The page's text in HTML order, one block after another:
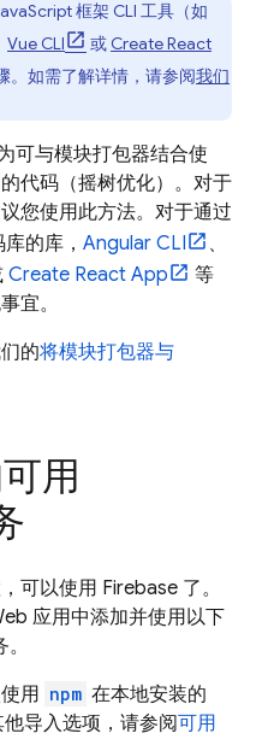
框架 CLI 工具（如
Vue CLI 或 Create React
。如需了解详情，请参阅我们
可与模块打包器结合使
代码（摇树优化）。对于
您使用此方法。对于通过
的库， Angular CLI
、
Create React App
等
宜。
的将模块打包器与
用
可以使用 Firebase 了。
应用中添加并使用以下
用 npm 在本地安装的
导入选项，请参阅可用